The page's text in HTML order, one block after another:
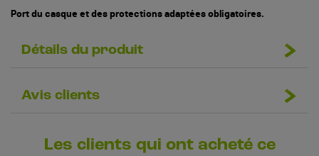
Port du casque et des protections adaptées obligatoires.
Détails du produit
Avis clients
Les clients qui ont acheté ce